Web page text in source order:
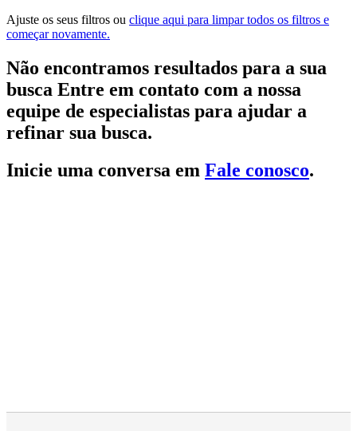
Ajuste os seus filtros ou clique aqui para limpar todos os filtros e
começar novamente.
Não encontramos resultados para a sua
busca Entre em contato com a nossa
equipe de especialistas para ajudar a
refinar sua busca.
Inicie uma conversa em Fale conosco.